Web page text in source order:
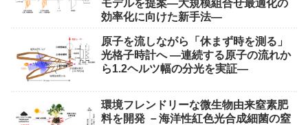
モデルを提案―大規模組合せ最適化の
効率化に向けた新手法―
原子を流しながら「休まず時を測る」
光格子時計へ ―連続する原子の流れか
ら1.2ヘルツ幅の分光を実証―
環境フレンドリーな微生物由来窒素肥
料を開発 －海洋性紅色光合成細菌の窒